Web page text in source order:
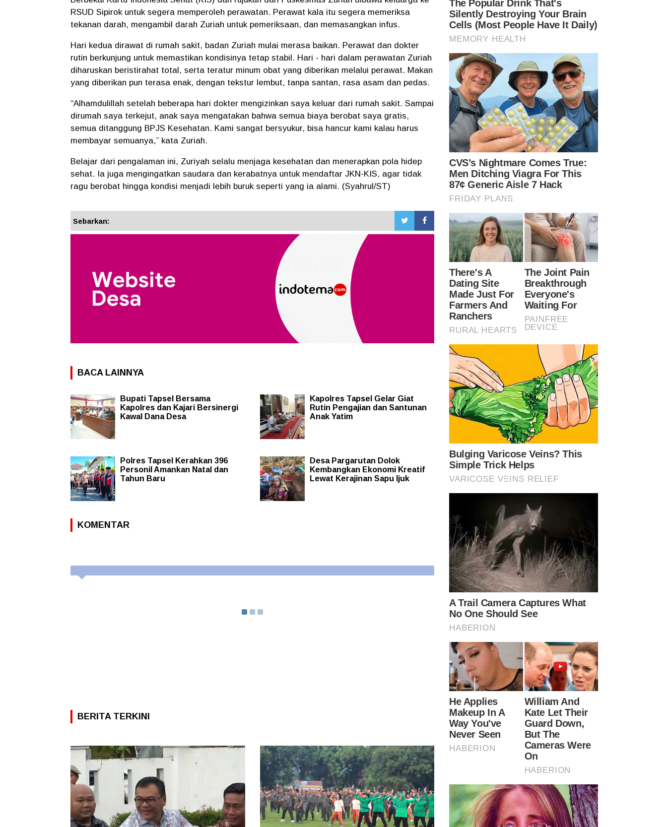
RSUD Sipirok untuk segera memperoleh perawatan. Perawat kala itu segera memeriksa
tekanan darah, mengambil darah Zuriah untuk pemeriksaan, dan memasangkan infus.
Hari kedua dirawat di rumah sakit, badan Zuriah mulai merasa baikan. Perawat dan dokter
rutin berkunjung untuk memastikan kondisinya tetap stabil. Hari - hari dalam perawatan Zuriah
diharuskan beristirahat total, serta teratur minum obat yang diberikan melalui perawat. Makan
yang diberikan pun terasa enak, dengan tekstur lembut, tanpa santan, rasa asam dan pedas.
“Alhamdulillah setelah beberapa hari dokter mengizinkan saya keluar dari rumah sakit. Sampai
dirumah saya terkejut, anak saya mengatakan bahwa semua biaya berobat saya gratis,
semua ditanggung BPJS Kesehatan. Kami sangat bersyukur, bisa hancur kami kalau harus
membayar semuanya,” kata Zuriah.
Belajar dari pengalaman ini, Zuriyah selalu menjaga kesehatan dan menerapkan pola hidep
sehat. Ia juga mengingatkan saudara dan kerabatnya untuk mendaftar JKN-KIS, agar tidak
ragu berobat hingga kondisi menjadi lebih buruk seperti yang ia alami. (Syahrul/ST)
Sebarkan:
BACA LAINNYA
Bupati Tapsel Bersama
Kapolres dan Kajari Bersinergi
Kawal Dana Desa
Kapolres Tapsel Gelar Giat
Rutin Pengajian dan Santunan
Anak Yatim
Polres Tapsel Kerahkan 396
Personil Amankan Natal dan
Tahun Baru
Desa Pargarutan Dolok
Kembangkan Ekonomi Kreatif
Lewat Kerajinan Sapu Ijuk
KOMENTAR
BERITA TERKINI